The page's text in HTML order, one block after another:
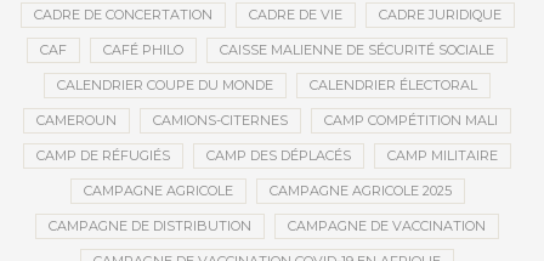
CADRE DE CONCERTATION CADRE DE VIE CADRE JURIDIQUE
CAF CAFÉ PHILO CAISSE MALIENNE DE SÉCURITÉ SOCIALE
CALENDRIER COUPE DU MONDE CALENDRIER ÉLECTORAL
CAMEROUN CAMIONS-CITERNES CAMP COMPÉTITION MALI
CAMP DE RÉFUGIÉS CAMP DES DÉPLACÉS CAMP MILITAIRE
CAMPAGNE AGRICOLE CAMPAGNE AGRICOLE 2025
CAMPAGNE DE DISTRIBUTION CAMPAGNE DE VACCINATION